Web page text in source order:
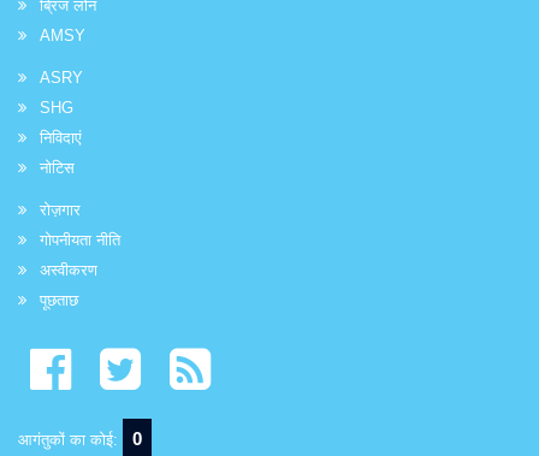
ब्रिज लोन
AMSY
ASRY
SHG
निविदाएं
नोटिस
रोज़गार
गोपनीयता नीति
अस्वीकरण
पूछताछ
आगंतुकों का कोई: 0